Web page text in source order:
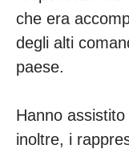
che era
degli alti
paese.
Hanno
inoltre, i